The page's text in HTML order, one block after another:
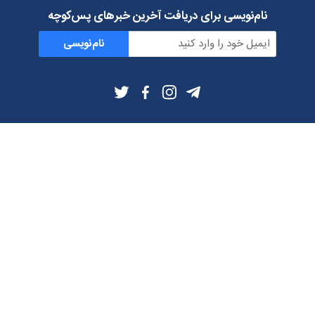
نام‌نویسی برای دریافت آخرین خبرهای پس‌کوچه
نام‌نویسی